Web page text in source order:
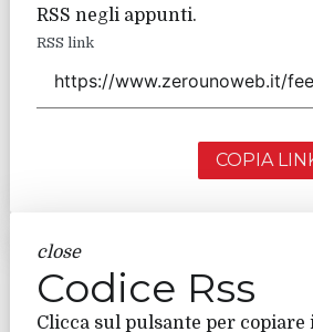
RSS negli appunti.
RSS link
COPIA
close
Codice Rss
Clicca sul pulsante per